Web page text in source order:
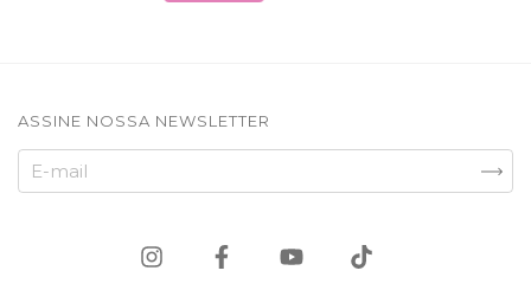
ASSINE NOSSA NEWSLETTER